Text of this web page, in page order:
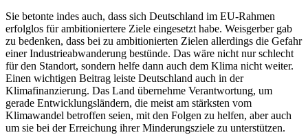
Sie betonte indes auch, dass sich Deutschland im EU-Rahmen
erfolglos für ambitioniertere Ziele eingesetzt habe. Weisgerber gab
zu bedenken, dass bei zu ambitionierten Zielen allerdings die Gefahr
einer Industrieabwanderung bestünde. Das wäre nicht nur schlecht
für den Standort, sondern helfe dann auch dem Klima nicht weiter.
Einen wichtigen Beitrag leiste Deutschland auch in der
Klimafinanzierung. Das Land übernehme Verantwortung, um
gerade Entwicklungsländern, die meist am stärksten vom
Klimawandel betroffen seien, mit den Folgen zu helfen, aber auch
um sie bei der Erreichung ihrer Minderungsziele zu unterstützen.